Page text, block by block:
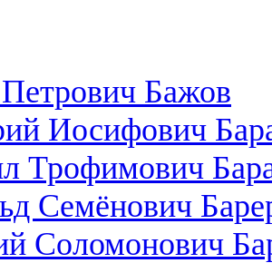
Бажов
Иосифович
Трофимович
Семёнович
Соломонович